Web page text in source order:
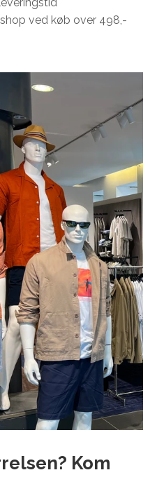
ved køb over 498,-
Kom